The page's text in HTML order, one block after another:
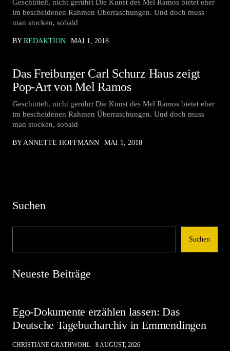
Geschüttelt, nicht gerührt Die Kunst des Mel Ramos bietet eher
im bescheidenen Rahmen Überraschungen. Und doch muss
man stocken, sobald
BY REDAKTION MAI 1, 2018
Das Freiburger Carl Schurz Haus zeigt
Pop-Art von Mel Ramos
Geschüttelt, nicht gerührt Die Kunst des Mel Ramos bietet eher
im bescheidenen Rahmen Überraschungen. Und doch muss
man stocken, sobald
BY ANNETTE HOFFMANN MAI 1, 2018
Suchen
Suchen
Neueste Beiträge
Ego-Dokumente erzählen lassen: Das
Deutsche Tagebucharchiv in Emmendingen
CHRISTIANE GRATHWOHL 8 AUGUST, 2026